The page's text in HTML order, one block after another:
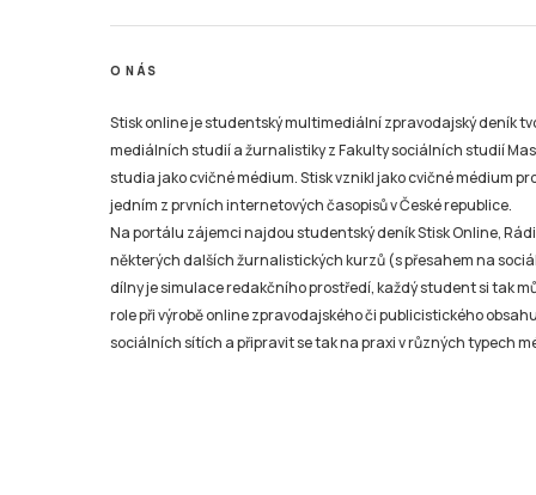
O NÁS
Stisk online je studentský multimediální zpravodajský deník
mediálních studií a žurnalistiky z Fakulty sociálních studií
studia jako cvičné médium. Stisk vznikl jako cvičné médium
jedním z prvních internetových časopisů v České republice.
Na portálu zájemci najdou studentský deník Stisk Online,
některých dalších žurnalistických kurzů (s přesahem na
dílny je simulace redakčního prostředí, každý student si tak
role při výrobě online zpravodajského či publicistického
sociálních sítích a připravit se tak na praxi v různých typech